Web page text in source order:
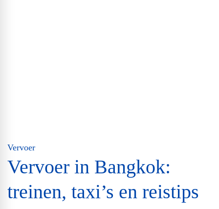
Vervoer
Vervoer in Bangkok:
treinen, taxi’s en reistips